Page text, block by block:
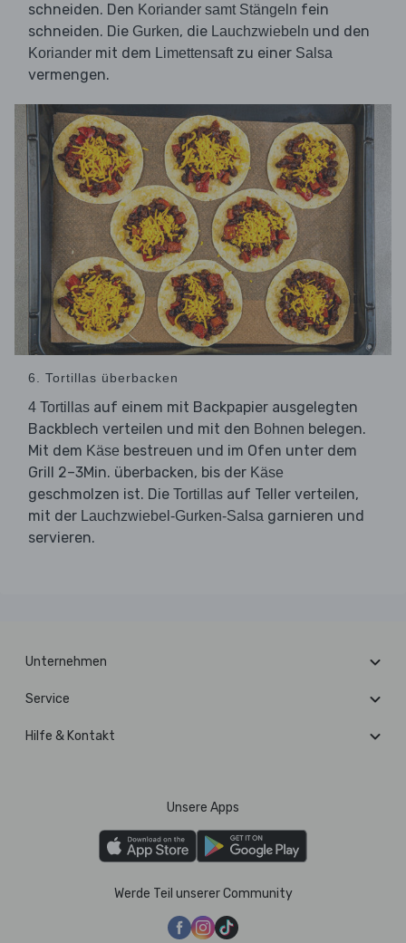
schneiden. Den Koriander samt Stängeln fein
schneiden. Die Gurken, die Lauchzwiebeln und den
Koriander mit dem Limettensaftzu einer Salsa
vermengen.
6. Tortillas überbacken
4 Tortillas auf einem mit Backpapier ausgelegten
Backblech verteilen und mit den Bohnen belegen.
Mit dem Käse bestreuen und im Ofen unter dem
Grill 2–3Min. überbacken, bis der Käse
geschmolzen ist. Die Tortillas auf Teller verteilen,
mit der Lauchzwiebel-Gurken-Salsa garnieren und
servieren.
Unternehmen
Service
Hilfe & Kontakt
Unsere Apps
Werde Teil unserer Community